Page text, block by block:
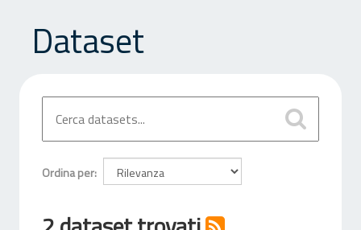
Dataset
Ordina per